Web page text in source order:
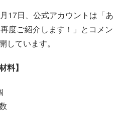
17日、公式アカウントは「あ
度ご紹介します！」とコメン
しています。
料】